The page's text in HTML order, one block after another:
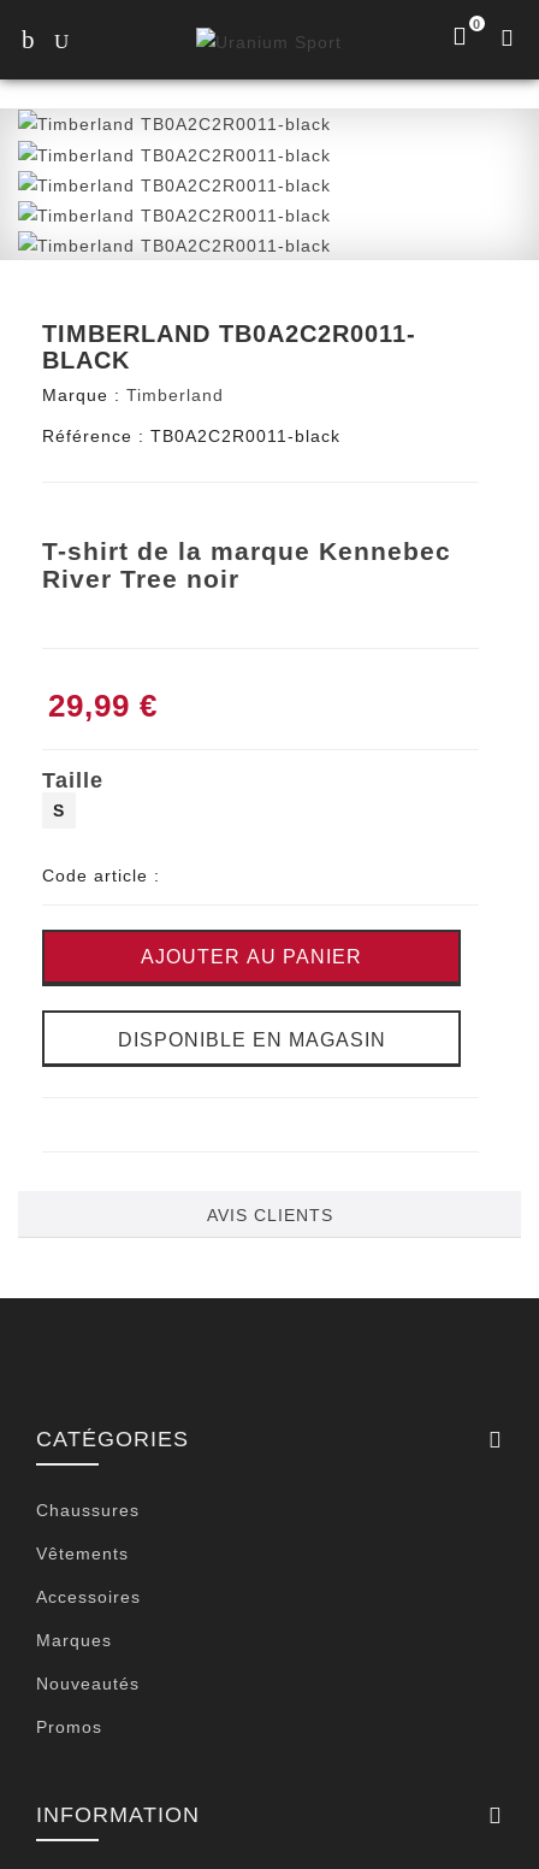
0
TIMBERLAND TB0A2C2R0011-
BLACK
Marque : Timberland
Référence : TB0A2C2R0011-black
T-shirt de la marque Kennebec
River Tree noir
29,99 €
Taille
S
Code article :
AJOUTER AU PANIER
DISPONIBLE EN MAGASIN
AVIS CLIENTS
CATÉGORIES
Chaussures
Vêtements
Accessoires
Marques
Nouveautés
Promos
INFORMATION